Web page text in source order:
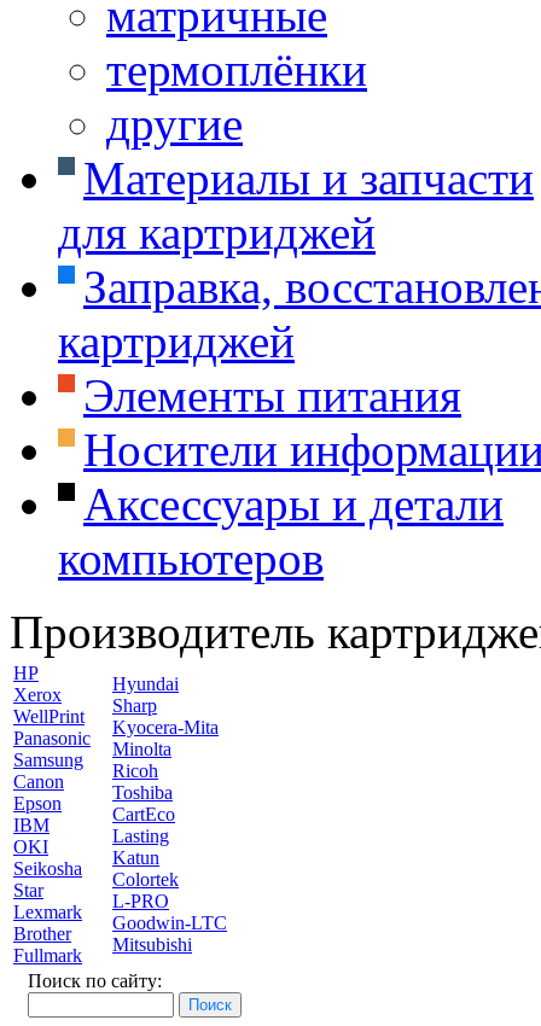
матричные
термоплёнки
другие
Материалы и запчасти
для картриджей
Заправка,
картриджей
Элементы питания
Носители
Аксессуары и детали
компьютеров
Производитель
HP
Xerox
WellPrint
Panasonic
Samsung
Canon
Epson
IBM
OKI
Seikosha
Star
Lexmark
Brother
Fullmark
Hyundai
Sharp
Kyocera-Mita
Minolta
Ricoh
Toshiba
CartEco
Lasting
Katun
Colortek
L-PRO
Goodwin-LTC
Mitsubishi
Поиск по сайту: